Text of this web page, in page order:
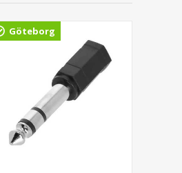
Göteborg